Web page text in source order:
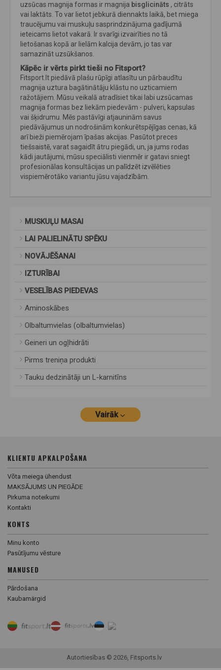
uzsūcas magnija formas ir magnija bisglicināts , citrāts
vai laktāts. To var lietot jebkurā diennakts laikā, bet miega
traucējumu vai muskuļu sasprindzinājuma gadījumā
ieteicams lietot vakarā. Ir svarīgi izvairīties no tā
lietošanas kopā ar lielām kalcija devām, jo tas var
samazināt uzsūkšanos.
Kāpēc ir vērts pirkt tieši no Fitsport?
Fitsport.lt piedāvā plašu rūpīgi atlasītu un pārbaudītu
magnija uztura bagātinātāju klāstu no uzticamiem
ražotājiem. Mūsu veikalā atradīsiet tikai labi uzsūcamas
magnija formas bez liekām piedevām - pulveri, kapsulas
vai šķidrumu. Mēs pastāvīgi atjauninām savus
piedāvājumus un nodrošinām konkurētspējīgas cenas, kā
arī bieži piemērojam īpašas akcijas. Pasūtot preces
tiešsaistē, varat sagaidīt ātru piegādi, un, ja jums rodas
kādi jautājumi, mūsu speciālisti vienmēr ir gatavi sniegt
profesionālas konsultācijas un palīdzēt izvēlēties
vispiemērotāko variantu jūsu vajadzībām.
MUSKUĻU MASAI
LAI PALIELINĀTU SPĒKU
NOVĀJĒŠANAI
IZTURĪBAI
VESELĪBAS PIEDEVAS
Aminoskābes
Olbaltumvielas (olbaltumvielas)
Geineri un ogļhidrāti
Pirms treniņa produkti
Tauku dedzinātāji un L-karnitīns
Vairāk
KLIENTU APKALPOŠANA
Võta meiega ühendust
MAKSĀJUMS UN PIEGĀDE
Pirkuma noteikumi
Kontakti
KONTS
Minu konto
Pasūtījumu vēsture
MANUSED
Pārdošana
Kaubamärgid
Autortiesības © 2026, Fitsports.lv